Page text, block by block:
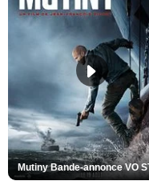
Mutiny Bande-annonce VO